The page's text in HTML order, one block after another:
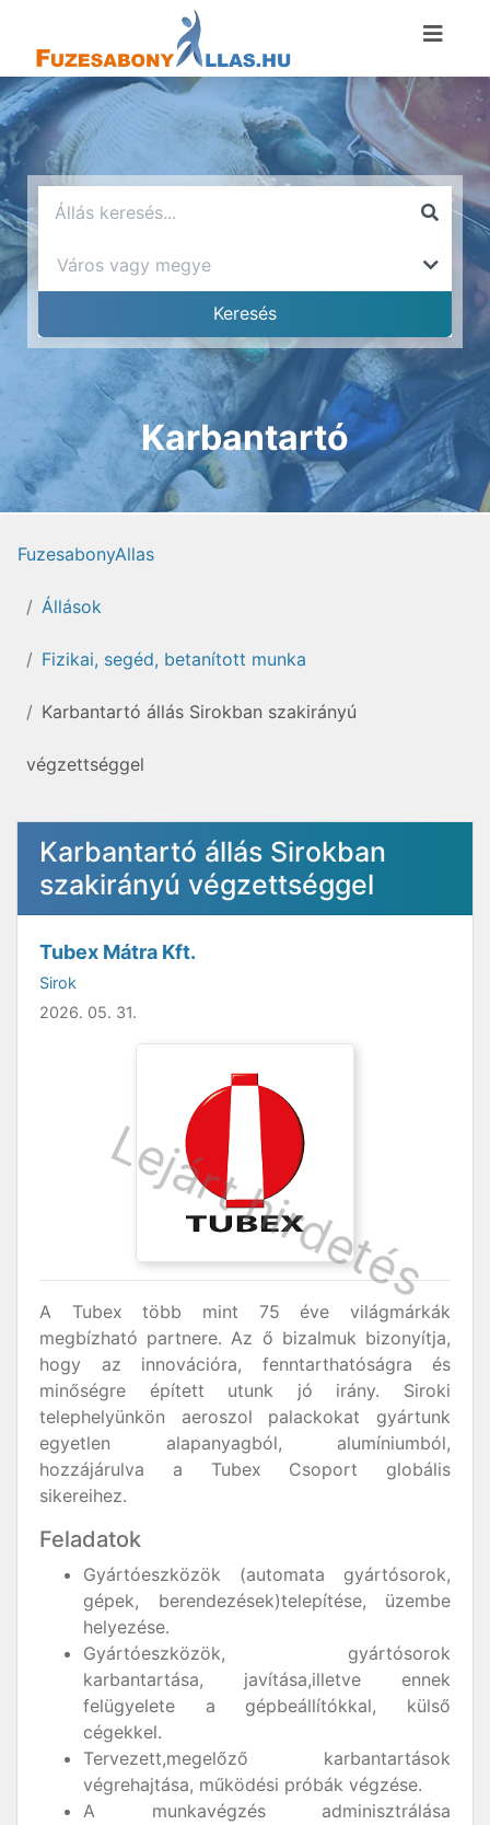
Karbantartó
FuzesabonyAllas
Állások
Fizikai, segéd, betanított munka
Karbantartó állás Sirokban szakirányú
végzettséggel
Karbantartó állás Sirokban
szakirányú végzettséggel
Tubex Mátra Kft.
Sirok
2026. 05. 31.
A Tubex több mint 75 éve világmárkák
megbízható partnere. Az ő bizalmuk bizonyítja,
hogy az innovációra, fenntarthatóságra és
minőségre épített utunk jó irány. Siroki
telephelyünkön aeroszol palackokat gyártunk
egyetlen alapanyagból, alumíniumból,
hozzájárulva a Tubex Csoport globális
sikereihez.
Feladatok
Gyártóeszközök (automata gyártósorok,
gépek, berendezések)telepítése, üzembe
helyezése.
Gyártóeszközök, gyártósorok
karbantartása, javítása,illetve ennek
felügyelete a gépbeállítókkal, külső
cégekkel.
Tervezett,megelőző karbantartások
végrehajtása, működési próbák végzése.
A munkavégzés adminisztrálása